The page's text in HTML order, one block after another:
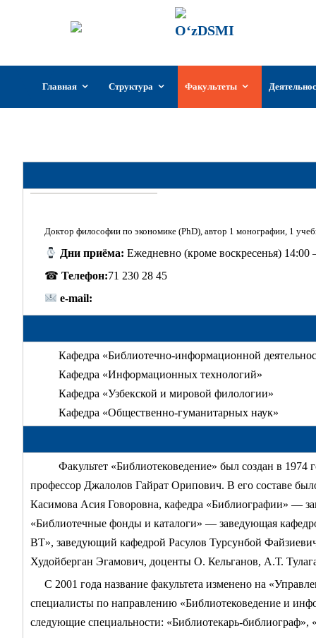
содержимому
Главная Структура Факультеты
Доктор философии по экономике (PhD), автор 1 монографии, 1
Дни приёма:Ежедневно (кроме воскресенья)
☎ Телефон:71 230 28 45
e-mail:
Кафедра «Библиотечно-информационной
Кафедра «Информационных технологий»
Кафедра «Узбекской и мировой филологии»
Кафедра «Общественно-гуманитарных наук»
Факультет «Библиотековедение» был создан в 1974
профессор Джалолов Гайрат Орипович. В его составе
Касимова Асия Говоровна, кафедра «Библиографии» —
«Библиотечные фонды и каталоги» — заведующая
ВТ», заведующий кафедрой Расулов Турсунбой
Худойберган Эгамович, доценты О. Кельганов, А.Т.
С 2001 года название факультета изменено на
специалисты по направлению «Библиотековедение и
следующие специальности: «Библиотекарь-